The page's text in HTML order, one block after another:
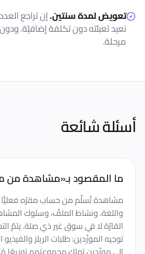
تعويض لمدة سنتين.إن تراجع
نعيد تعبئته دون تكلفة إضافيّة.
مرحلة.
أسئلة شائعة
ما المقصود بـ«مشاهدة من
واللغة، ونشاط الملفّ، وسلوك
القارّة لا في سوق غير ذي صلة. يتمّ
توجيه المورِّدين: طلبات الريلز